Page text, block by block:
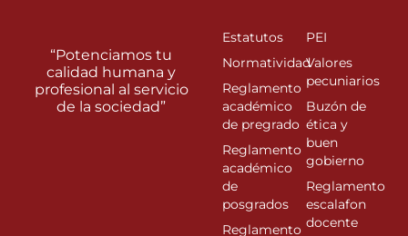
“Potenciamos tu
calidad humana y
profesional al servicio
de la sociedad”
Estatutos
Normatividad
Reglamento
académico
de pregrado
Reglamento
académico
de
posgrados
Reglamento
PEI
Valores
pecuniarios
Buzón de
ética y
buen
gobierno
Reglamento
escalafon
docente